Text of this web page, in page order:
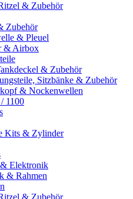
& Zubehör
Zubehör
& Pleuel
& Airbox
& Zubehör
Sitzbänke & Zubehör
& Nockenwellen
1100
Kits & Zylinder
Elektronik
& Rahmen
& Zubehör